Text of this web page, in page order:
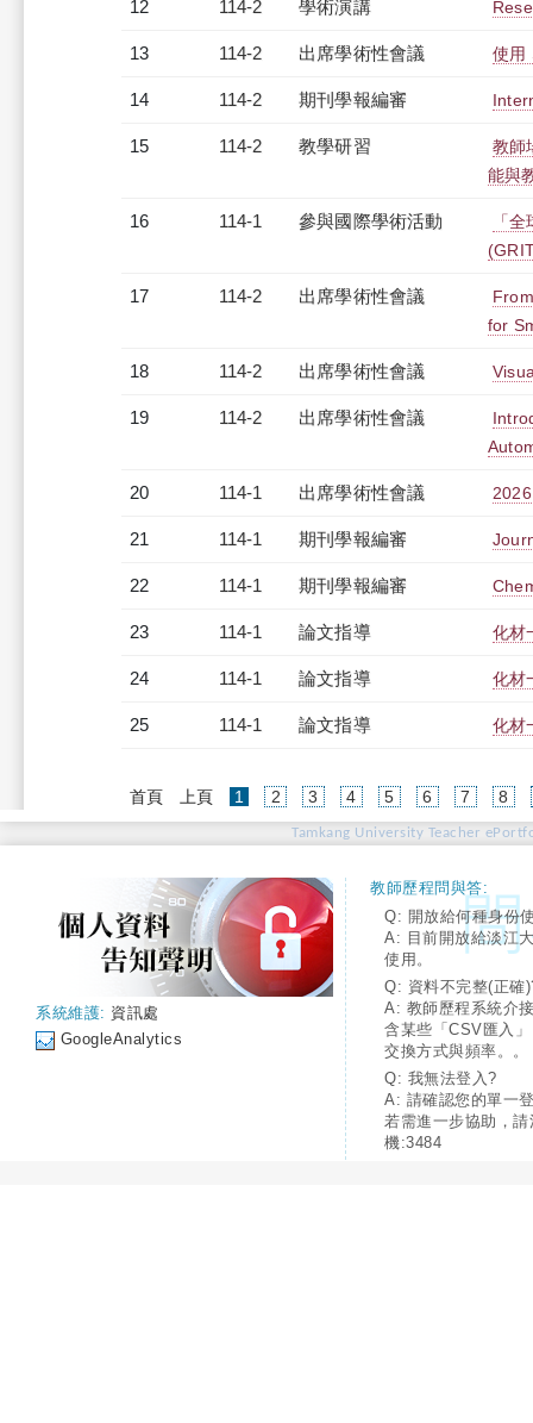
12 114-2 學術演講
13 114-2 出席學術性會議 使用
14 114-2 期刊學報編審
15 114-2 教學研習
教師
能與
16 114-1 參與國際學術活動
「
17 114-2 出席學術性會議
for
18 114-2 出席學術性會議
19 114-2 出席學術性會議
20 114-1 出席學術性會議
21 114-1 期刊學報編審
22 114-1 期刊學報編審
23 114-1 論文指導 化材
24 114-1 論文指導 化材
25 114-1 論文指導 化材
首頁 上頁 1 (current)
2 3 4 5 6 7 8
Tamkang University Teacher
系統維護: 資訊處
GoogleAnalytics
教師歷程問與答:
Q: 開放給何種身份
A: 目前開放給淡江
使用。
Q: 資料不完整(正確
A: 教師歷程系統介
含某些「CSV匯入
交換方式與頻率。。
Q: 我無法登入?
A: 請確認您的單一
若需進一步協助，
機:3484